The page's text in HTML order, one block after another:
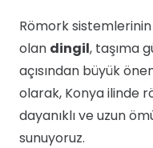
Römork
olan dingil, taşıma
açısından büyük
olarak, Konya ilinde
dayanıklı ve uzun
sunuyoruz.